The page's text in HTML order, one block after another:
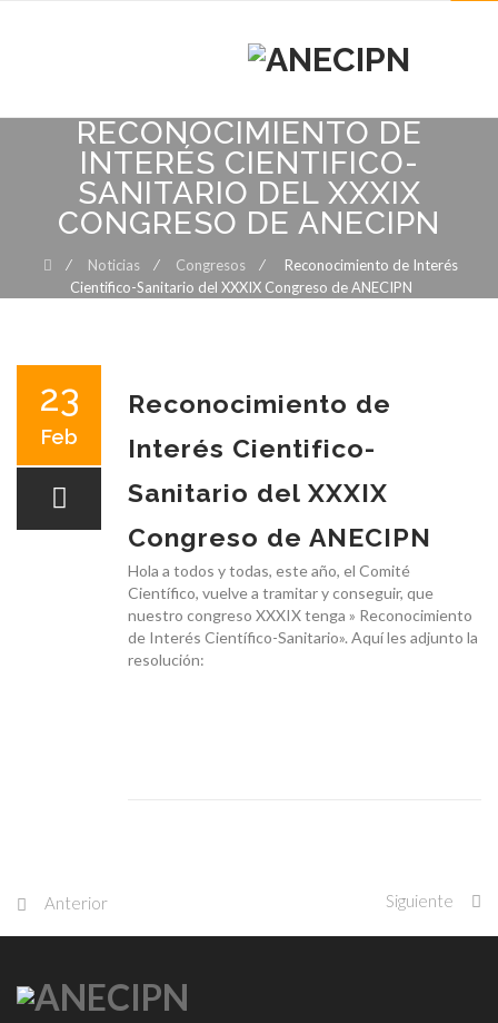
RECONOCIMIENTO DE
INTERÉS CIENTIFICO-
SANITARIO DEL XXXIX
CONGRESO DE ANECIPN
⁄ Noticias ⁄ Congresos ⁄
Reconocimiento de Interés
Cientifico-Sanitario del XXXIX Congreso de ANECIPN
23
Feb
Reconocimiento de
Interés Cientifico-
Sanitario del XXXIX
Congreso de ANECIPN
Hola a todos y todas, este año, el Comité
Científico, vuelve a tramitar y conseguir, que
nuestro congreso XXXIX tenga » Reconocimiento
de Interés Científico-Sanitario». Aquí les adjunto la
resolución:
Anterior Siguiente